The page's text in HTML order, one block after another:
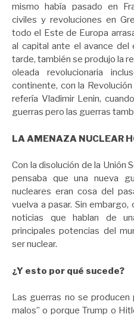
mismo había pasado en
civiles y revoluciones en
todo el Este de Europa
al capital ante el avance del
tarde, también se produjo la
oleada revolucionaria
continente, con la
refería Vladimir Lenin,
guerras pero las guerras
LA AMENAZA NUCLEAR
Con la disolución de la Unión
pensaba que una nueva
nucleares eran cosa del
vuelva a pasar. Sin
noticias que hablan de
principales potencias del
ser nuclear.
¿Y esto por qué sucede?
Las guerras no se
malos” o porque Trump o